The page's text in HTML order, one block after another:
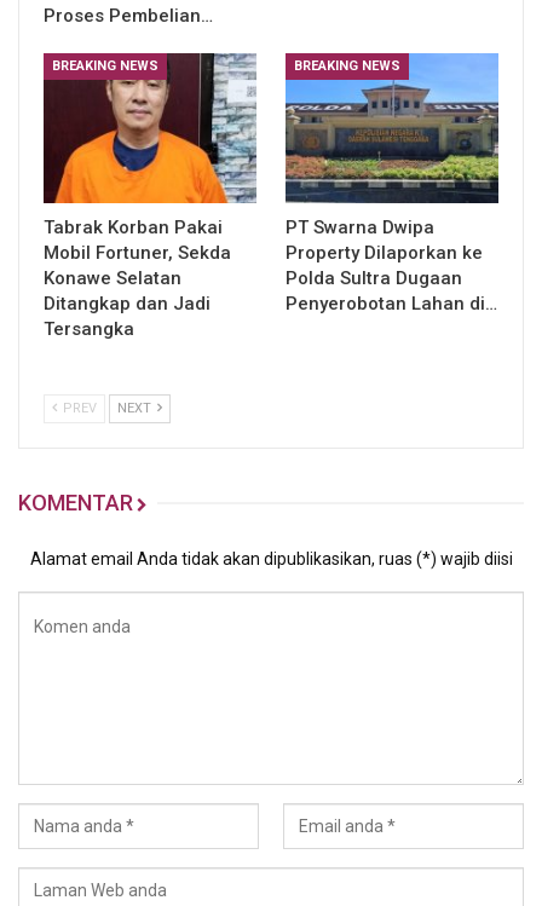
Proses Pembelian…
BREAKING NEWS
Tabrak Korban Pakai
Mobil Fortuner, Sekda
Konawe Selatan
Ditangkap dan Jadi
Tersangka
BREAKING NEWS
PT Swarna Dwipa
Property Dilaporkan ke
Polda Sultra Dugaan
Penyerobotan Lahan di…
PREV NEXT
KOMENTAR
Alamat email Anda tidak akan dipublikasikan, ruas (*) wajib diisi